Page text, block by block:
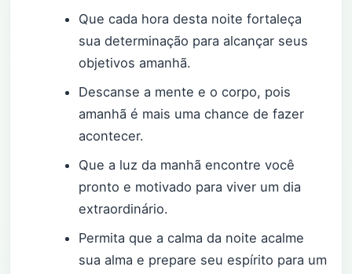
Que cada hora desta noite fortaleça
sua determinação para alcançar seus
objetivos amanhã.
Descanse a mente e o corpo, pois
amanhã é mais uma chance de fazer
acontecer.
Que a luz da manhã encontre você
pronto e motivado para viver um dia
extraordinário.
Permita que a calma da noite acalme
sua alma e prepare seu espírito para um